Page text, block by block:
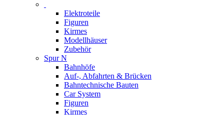
Elektroteile
Figuren
Kirmes
Modellhäuser
Zubehör
Spur N
Bahnhöfe
Auf-, Abfahrten & Brücken
Bahntechnische Bauten
Car System
Figuren
Kirmes